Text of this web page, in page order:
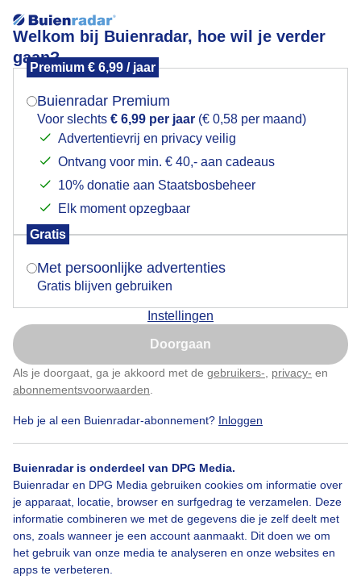
Welkom bij Buienradar, hoe wil je verder
gaan?
Premium € 6,99 / jaar
Buienradar Premium
Voor slechts € 6,99 per jaar (€ 0,58 per maand)
Advertentievrij en privacy veilig
Ontvang voor min. € 40,- aan cadeaus
10% donatie aan Staatsbosbeheer
Elk moment opzegbaar
Gratis
Met persoonlijke advertenties
Gratis blijven gebruiken
Instellingen
Doorgaan
Als je doorgaat, ga je akkoord met de gebruikers- privacy- en
abonnementsvoorwaarden
Heb je al een Buienradar-abonnement? Inloggen
Buienradar is onderdeel van DPG Media.
Buienradar en DPG Media gebruiken cookies om informatie over
je apparaat, locatie, browser en surfgedrag te verzamelen. Deze
informatie combineren we met de gegevens die je zelf deelt met
ons, zoals wanneer je een account aanmaakt. Dit doen we om
het gebruik van onze media te analyseren en onze websites en
apps te verbeteren.
Weer een buitje met daarna opklaringen
Buitje met daarna opklaringen
Een moment geduld aub...
Mogen we je locatie gebruiken voor het
Indien je hier nog geen akkoord op hebt gegeven,
verschijnt er zo een pop-up uit je browser waarin
Is goed, toon de popup
Nu niet, misschien later
Klik hierom dit aan te passen